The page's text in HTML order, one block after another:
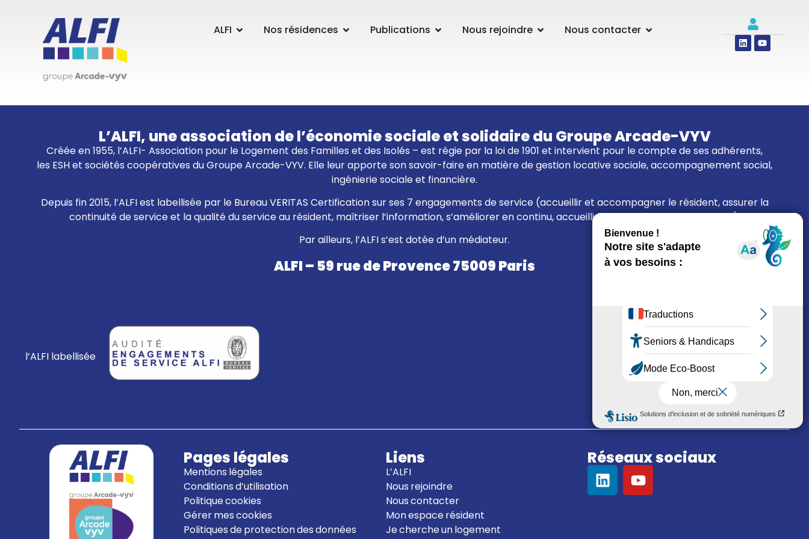
ALFI Nos résidences Publications Nous rejoindre Nous contacter
L’ALFI, une association de l’économie sociale et solidaire du Groupe Arcade-VYV
Créée en 1955, l’ALFI- Association pour le Logement des Familles et des Isolés – est régie par la loi de 1901 et intervient pour le compte de ses adhérents,
les ESH et sociétés coopératives du Groupe Arcade-VYV. Elle leur apporte son savoir-faire en matière de gestion locative sociale, accompagnement social,
ingénierie sociale et financière.
Depuis fin 2015, l’ALFI est labellisée par le Bureau VERITAS Certification sur ses 7 engagements de service (accueillir et accompagner le résident, assurer la
continuité de service et la qualité du service au résident, maîtriser l’information, s’améliorer en continu, accueillir de nouveaux collaborateurs).
Par ailleurs, l’ALFI s’est dotée d’un médiateur.
ALFI – 59 rue de Provence 75009 Paris
l’ALFI labellisée
Pages légales
Mentions légales
Conditions d’utilisation
Politique cookies
Gérer mes cookies
Politiques de protection des données
Liens
L’ALFI
Nous rejoindre
Nous contacter
Mon espace résident
Je cherche un logement
Réseaux sociaux